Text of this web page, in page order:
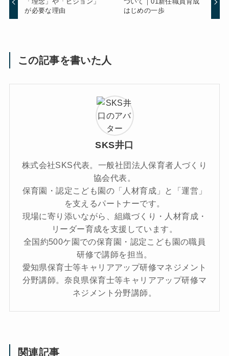
が必要な理由
はじめの一歩
この記事を書いた人
SKS井口
株式会社SKS代表。一般社団法人保育者人づくり
協会代表。
保育園・認定こども園の「人材育成」と「運営」
を支えるパートナーです。
現場に寄り添いながら、組織づくり・人材育成・
リーダー育成を支援しています。
全国約500ケ園での保育園・認定こども園の職員
研修で講師を担当。
愛知県保育士等キャリアアップ研修マネジメント
分野講師。奈良県保育士等キャリアアップ研修マ
ネジメント分野講師。
関連記事